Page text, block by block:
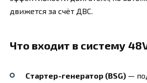
движется за счёт ДВС.
Что входит в систему
Стартер-генератор (BSG) —